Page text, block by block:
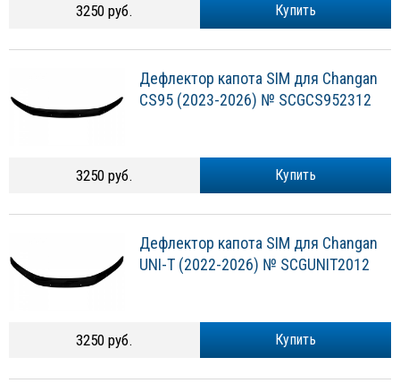
Купить
3250 руб.
Дефлектор капота SIM для Changan
CS95 (2023-2026) № SCGCS952312
Купить
3250 руб.
Дефлектор капота SIM для Changan
UNI-T (2022-2026) № SCGUNIT2012
Купить
3250 руб.